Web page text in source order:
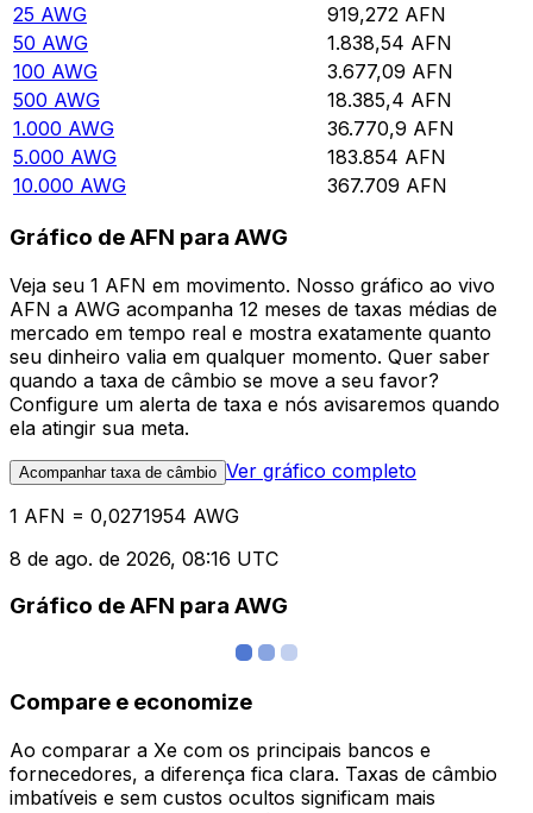
25 AWG 919,272 AFN
50 AWG 1.838,54 AFN
100 AWG 3.677,09 AFN
500 AWG 18.385,4 AFN
1.000 AWG 36.770,9 AFN
5.000 AWG 183.854 AFN
10.000 AWG 367.709 AFN
Gráfico de AFN para AWG
Veja seu 1 AFN em movimento. Nosso gráfico ao vivo
AFN a AWG acompanha 12 meses de taxas médias de
mercado em tempo real e mostra exatamente quanto
seu dinheiro valia em qualquer momento. Quer saber
quando a taxa de câmbio se move a seu favor?
Configure um alerta de taxa e nós avisaremos quando
ela atingir sua meta.
Acompanhar taxa de câmbio Ver gráfico completo
1 AFN = 0,0271954 AWG
8 de ago. de 2026, 08:16 UTC
Gráfico de AFN para AWG
Compare e economize
Ao comparar a Xe com os principais bancos e
fornecedores, a diferença fica clara. Taxas de câmbio
imbatíveis e sem custos ocultos significam mais